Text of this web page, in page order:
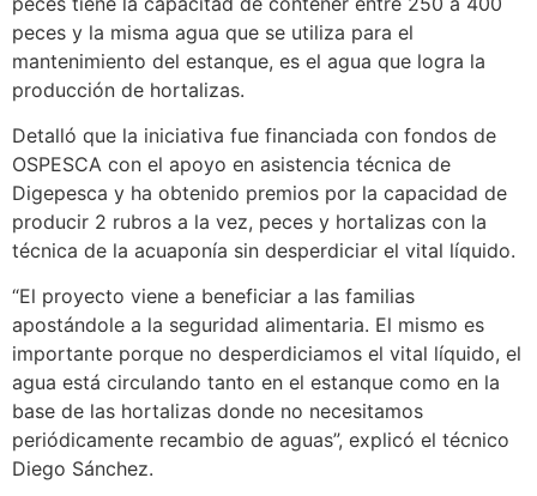
peces y la misma agua que se utiliza para el
mantenimiento del estanque, es el agua que logra la
producción de hortalizas.
Detalló que la iniciativa fue financiada con fondos de
OSPESCA con el apoyo en asistencia técnica de
Digepesca y ha obtenido premios por la capacidad de
producir 2 rubros a la vez, peces y hortalizas con la
técnica de la acuaponía sin desperdiciar el vital líquido.
“El proyecto viene a beneficiar a las familias
apostándole a la seguridad alimentaria. El mismo es
importante porque no desperdiciamos el vital líquido, el
agua está circulando tanto en el estanque como en la
base de las hortalizas donde no necesitamos
periódicamente recambio de aguas”, explicó el técnico
Diego Sánchez.